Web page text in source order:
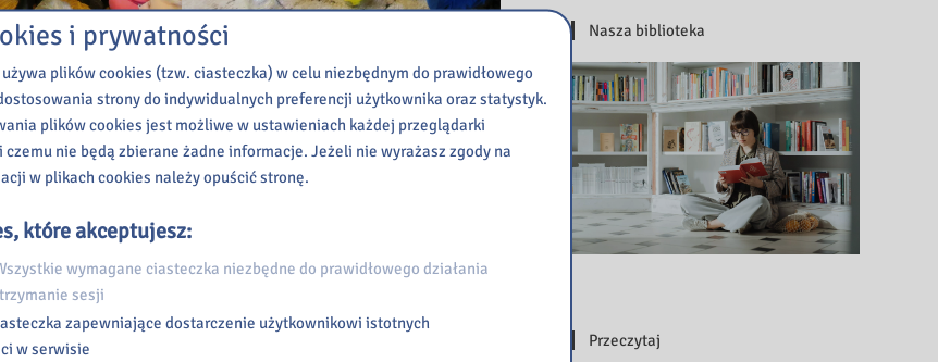
Nasza biblioteka
Przeczytaj
i prywatności
plików cookies (tzw. ciasteczka) w celu niezbędnym do prawidłowego
strony do indywidualnych preferencji użytkownika oraz statystyk.
plików cookies jest możliwe w ustawieniach każdej przeglądarki
nie będą zbierane żadne informacje. Jeżeli nie wyrażasz zgody na
w plikach cookies należy opuścić stronę.
które akceptujesz:
wymagane ciasteczka niezbędne do prawidłowego działania
sesji
zapewniające dostarczenie użytkownikowi istotnych
w serwisie